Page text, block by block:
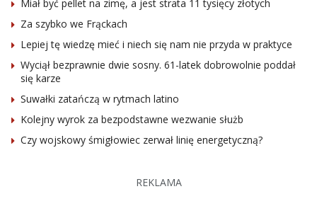
Miał być pellet na zimę, a jest strata 11 tysięcy złotych
Za szybko we Frąckach
Lepiej tę wiedzę mieć i niech się nam nie przyda w praktyce
Wyciął bezprawnie dwie sosny. 61-latek dobrowolnie poddał
się karze
Suwałki zatańczą w rytmach latino
Kolejny wyrok za bezpodstawne wezwanie służb
Czy wojskowy śmigłowiec zerwał linię energetyczną?
REKLAMA